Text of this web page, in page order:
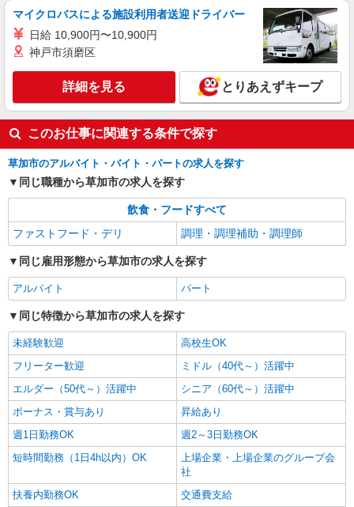
1150円 高校生／時給1150円 日・祝日は時給50円
アップ！（9時〜22時）
ファミリー食堂 山田うどん食堂 原町店
キープ 詳細を見る
マイクロバスによる施設利用者送迎ドライバー
日給 10,900円〜10,900円
神戸市須磨区
詳細を見る とりあえずキープ
このお仕事に関連する条件で探す
草加市のアルバイト・バイト・パートの求人を探す
同じ職種から草加市の求人を探す
飲食・フードすべて
ファストフード・デリ
調理・調理補助・調理師
同じ雇用形態から草加市の求人を探す
アルバイト パート
同じ特徴から草加市の求人を探す
未経験歓迎
高校生OK
フリーター歓迎
ミドル（40代～）活躍中
エルダー（50代～）活躍中
シニア（60代～）活躍中
ボーナス・賞与あり
昇給あり
週1日勤務OK
週2～3日勤務OK
短時間勤務（1日4h以内）OK
上場企業・上場企業のグループ会
社
扶養内勤務OK
交通費支給